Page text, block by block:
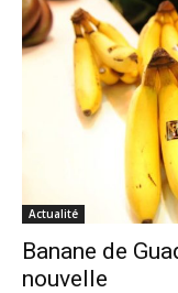
Actualité
Banane de
nouvelle